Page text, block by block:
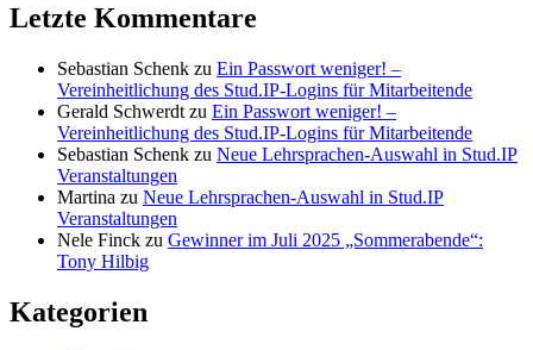
Letzte Kommentare
Sebastian Schenk zu Ein Passwort weniger! –
Vereinheitlichung des Stud.IP-Logins für Mitarbeitende
Gerald Schwerdt zu Ein Passwort weniger! –
Vereinheitlichung des Stud.IP-Logins für Mitarbeitende
Sebastian Schenk zu Neue Lehrsprachen-Auswahl in Stud.IP
Veranstaltungen
Martina zu Neue Lehrsprachen-Auswahl in Stud.IP
Veranstaltungen
Nele Finck zu Gewinner im Juli 2025 „Sommerabende“:
Tony Hilbig
Kategorien